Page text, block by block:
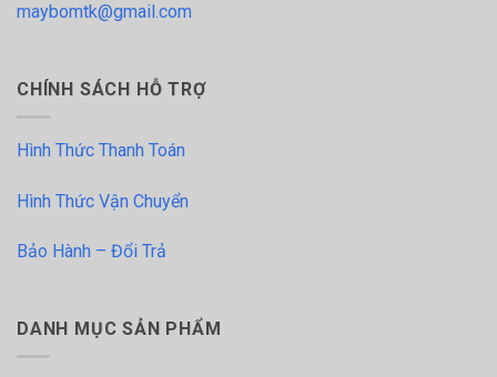
maybomtk@gmail.com
CHÍNH SÁCH HỖ TRỢ
Hình Thức Thanh Toán
Hình Thức Vận Chuyển
Bảo Hành – Đổi Trả
DANH MỤC SẢN PHẨM